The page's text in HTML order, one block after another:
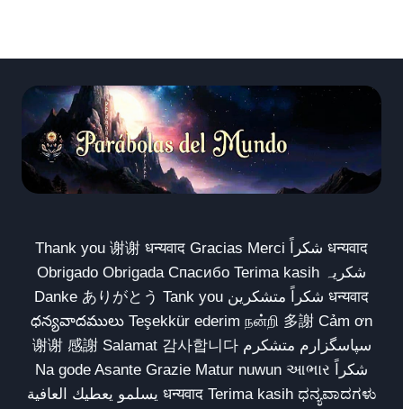
Thank you 谢谢 धन्यवाद Gracias Merci شكراً धन्यवाद
Obrigado Obrigada Спасибо Terima kasih شکریہ
Danke ありがとう Tank you شكراً متشكرين धन्यवाद
ధన్యవాదములు Teşekkür ederim நன்றி 多謝 Cảm ơn
谢谢 感謝 Salamat 감사합니다 سپاسگزارم متشکرم
Na gode Asante Grazie Matur nuwun આભાર شكراً
يسلمو يعطيك العافية धन्यवाद Terima kasih ಧನ್ಯವಾದಗಳು